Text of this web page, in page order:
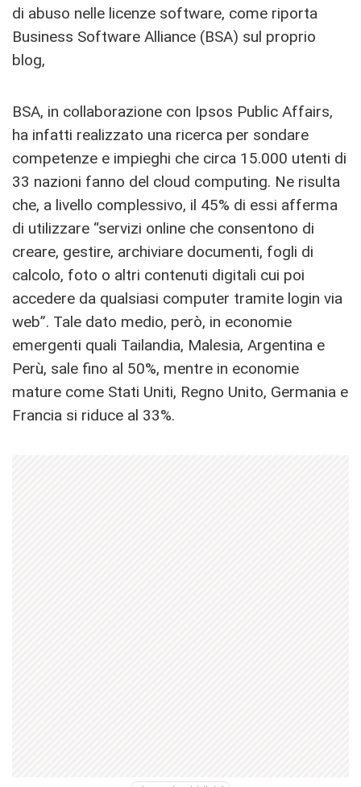
di abuso nelle licenze software, come riporta
Business Software Alliance (BSA) sul proprio
blog,
BSA, in collaborazione con Ipsos Public Affairs,
ha infatti realizzato una ricerca per sondare
competenze e impieghi che circa 15.000 utenti di
33 nazioni fanno del cloud computing. Ne risulta
che, a livello complessivo, il 45% di essi afferma
di utilizzare “servizi online che consentono di
creare, gestire, archiviare documenti, fogli di
calcolo, foto o altri contenuti digitali cui poi
accedere da qualsiasi computer tramite login via
web”. Tale dato medio, però, in economie
emergenti quali Tailandia, Malesia, Argentina e
Perù, sale fino al 50%, mentre in economie
mature come Stati Uniti, Regno Unito, Germania e
Francia si riduce al 33%.